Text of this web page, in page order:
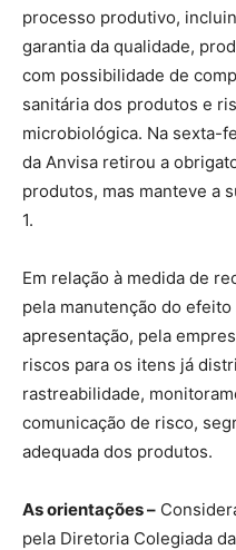
processo produtivo,
garantia da qualidade,
com possibilidade de
sanitária dos produtos e
microbiológica. Na sexta-
da Anvisa retirou a
produtos, mas manteve a
1.
Em relação à medida de
pela manutenção do
apresentação, pela
riscos para os itens já
rastreabilidade,
comunicação de risco,
adequada dos produtos.
As orientações –
pela Diretoria Colegiada